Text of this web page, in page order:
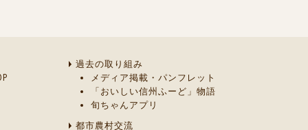
過去の取り組み
メディア掲載・パンフレット
「おいしい信州ふーど」物語
旬ちゃんアプリ
都市農村交流